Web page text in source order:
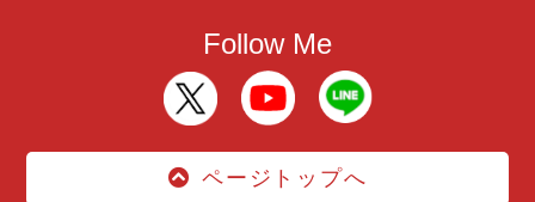
Follow Me
ページトップへ